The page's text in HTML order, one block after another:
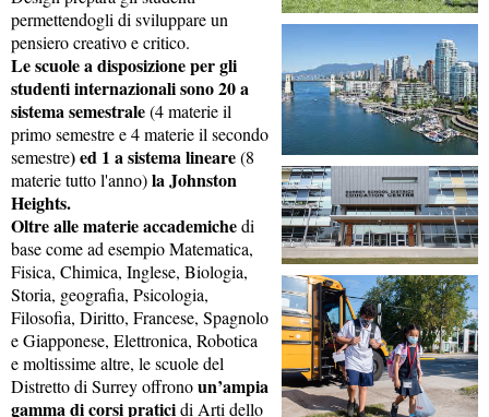
permettendogli di sviluppare un
pensiero creativo e critico.
Le scuole a disposizione per gli
studenti internazionali sono 20 a
sistema semestrale(4 materie il
primo semestre e 4 materie il secondo
semestre) ed 1 a sistema lineare(8
materie tutto l'anno)la Johnston
Heights.
Oltre alle materie accademichedi
base come ad esempio Matematica,
Fisica, Chimica, Inglese, Biologia,
Storia, geografia, Psicologia,
Filosofia, Diritto, Francese, Spagnolo
e Giapponese, Elettronica, Robotica
e moltissime altre, le scuole del
Distretto di Surrey offronoun’ampia
gamma di corsi praticidi Arti dello